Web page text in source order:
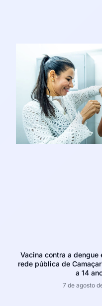
Vacina contra a
rede pública de
a 14
7 de agosto